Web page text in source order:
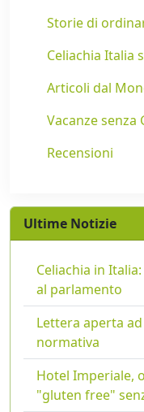
Storie di
Celiachia Italia
Articoli dal
Vacanze senza
Recensioni
Ultime Notizie
Celiachia in
al parlamento
Lettera aperta
normativa
Hotel Imperiale,
"gluten free"